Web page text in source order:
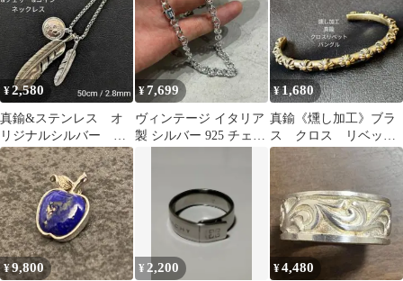
¥2,580
真鍮&ステンレス オ
リジナルシルバー 特
大フェザー&コイン&フ
ェザー ネックレス
¥7,699
ヴィンテージ イタリア
製 シルバー 925 チェー
¥1,680
真鍮《燻し加工》ブラ
ス クロス リベッ
ト バングル
¥9,800 ¥ 2,200 ¥4,480